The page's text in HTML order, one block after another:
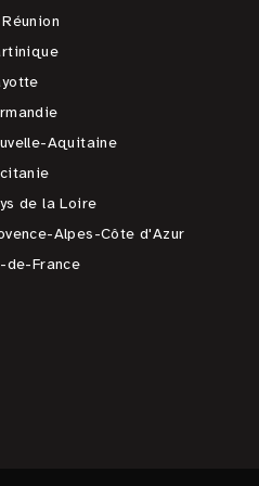
Aquitaine
de la Loire
Alpes-Côte d'Azur
de-France